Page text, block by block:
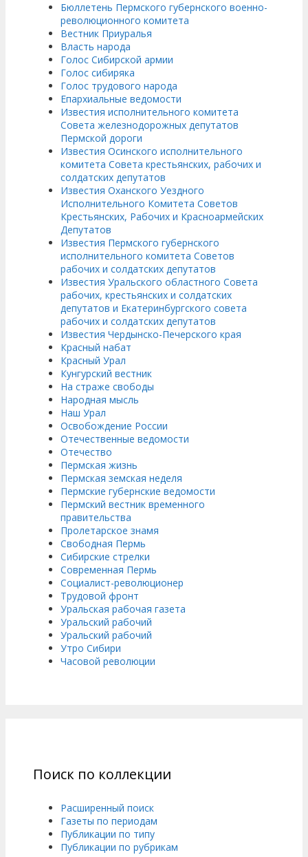
Бюллетень Пермского губернского военно-
революционного комитета
Вестник Приуралья
Власть народа
Голос Сибирской армии
Голос сибиряка
Голос трудового народа
Епархиальные ведомости
Известия исполнительного комитета
Совета железнодорожных депутатов
Пермской дороги
Известия Осинского исполнительного
комитета Совета крестьянских, рабочих и
солдатских депутатов
Известия Оханского Уездного
Исполнительного Комитета Советов
Крестьянских, Рабочих и Красноармейских
Депутатов
Известия Пермского губернского
исполнительного комитета Советов
рабочих и солдатских депутатов
Известия Уральского областного Совета
рабочих, крестьянских и солдатских
депутатов и Екатеринбургского совета
рабочих и солдатских депутатов
Известия Чердынско-Печерского края
Красный набат
Красный Урал
Кунгурский вестник
На страже свободы
Народная мысль
Наш Урал
Освобождение России
Отечественные ведомости
Отечество
Пермская жизнь
Пермская земская неделя
Пермские губернские ведомости
Пермский вестник временного
правительства
Пролетарское знамя
Свободная Пермь
Сибирские стрелки
Современная Пермь
Социалист-революционер
Трудовой фронт
Уральская рабочая газета
Уральский рабочий
Уральский рабочий
Утро Сибири
Часовой революции
Поиск по коллекции
Расширенный поиск
Газеты по периодам
Публикации по типу
Публикации по рубрикам